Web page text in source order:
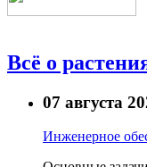
Всё о
07 августа
Инженерное